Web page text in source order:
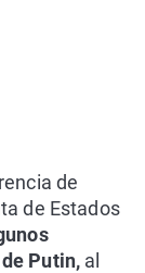
de
de Estados
Putin, al